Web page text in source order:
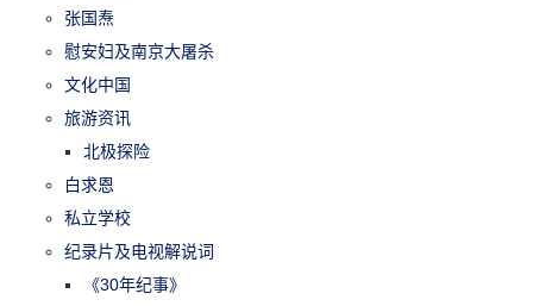
张国焘
慰安妇及南京大屠杀
文化中国
旅游资讯
北极探险
白求恩
私立学校
纪录片及电视解说词
《30年纪事》